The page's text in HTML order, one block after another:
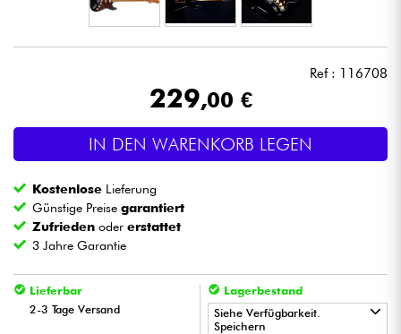
Mikros
Licht
Drums
Blasinstrumente
Violinen & Quartett
Ref : 116708
229,00 €
IN DEN WARENKORB LEGEN
Kostenlose Lieferung
Günstige Preisegarantiert
Zufrieden odererstattet
3 Jahre Garantie
Lieferbar
2-3 Tage Versand
Lagerbestand
Siehe Verfügbarkeit.
Speichern